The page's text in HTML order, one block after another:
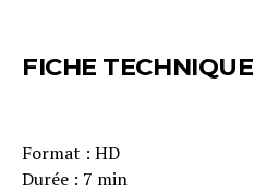
FICHE TECHNIQUE
Format : HD
Durée : 7 min